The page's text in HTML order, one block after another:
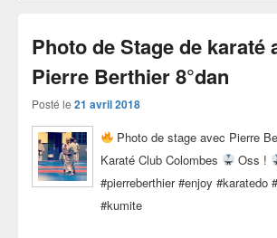
Photo de Stage de karaté
Pierre Berthier 8°dan
Posté le 21 avril 2018
Photo de stage avec Pierre
Karaté Club Colombes
Oss !
#pierreberthier #enjoy #karatedo
#kumite